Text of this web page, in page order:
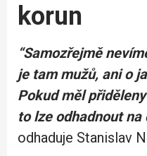
korun
“Samozřejmě
je tam mužů, ani o
Pokud měl
to lze odhadnout na
odhaduje Stanislav